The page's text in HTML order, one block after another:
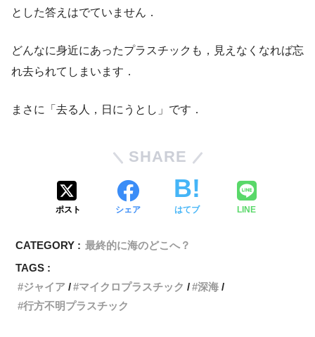
とした答えはでていません．
どんなに身近にあったプラスチックも，見えなくなれば忘
れ去られてしまいます．
まさに「去る人，日にうとし」です．
SHARE
ポスト シェア はてブ LINE
CATEGORY : 最終的に海のどこへ？
TAGS :
ジャイア
マイクロプラスチック
深海
行方不明プラスチック